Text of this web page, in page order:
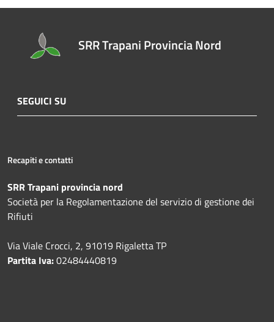
SRR Trapani Provincia Nord
SEGUICI SU
Recapiti e contatti
SRR Trapani provincia nord
Società per la Regolamentazione del servizio di gestione dei
Rifiuti
Via Viale Crocci, 2, 91019 Rigaletta TP
Partita Iva:02484440819